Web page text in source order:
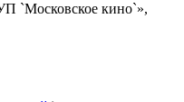
`Московское кино`»,